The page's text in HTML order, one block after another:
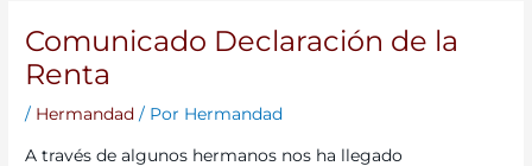
Comunicado Declaración de la
Renta
/ Hermandad / Por Hermandad
A través de algunos hermanos nos ha llegado